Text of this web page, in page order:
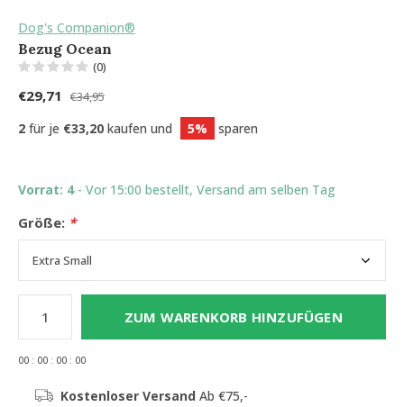
Dog's Companion®
Bezug Ocean
(0)
€29,71 €34,95
2 für je €33,20 kaufen und 5% sparen
Vorrat: 4 - Vor 15:00 bestellt, Versand am selben Tag
Größe: *
ZUM WARENKORB HINZUFÜGEN
00 : 00 : 00 : 00
Kostenloser Versand Ab €75,-